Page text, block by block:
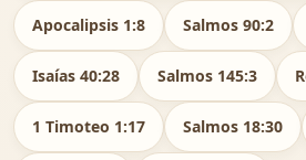
Apocalipsis 1:8 Salmos 90:2
Isaías 40:28 Salmos 145:3
1 Timoteo 1:17 Salmos 18:30